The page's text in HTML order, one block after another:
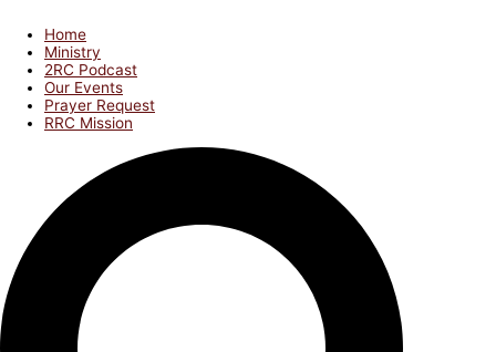
Home
Ministry
2RC Podcast
Our Events
Prayer Request
RRC Mission